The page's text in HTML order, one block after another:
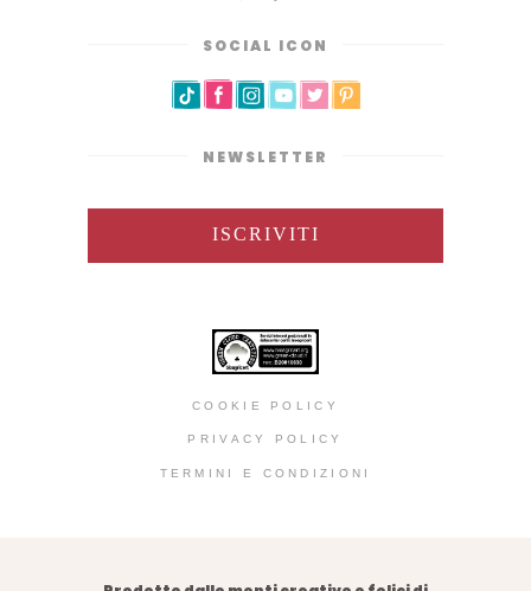
SOCIAL ICON
NEWSLETTER
ISCRIVITI
COOKIE POLICY
PRIVACY POLICY
TERMINI E CONDIZIONI